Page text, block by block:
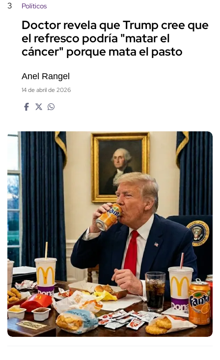
3 Políticos
Doctor revela que Trump cree que
el refresco podría "matar el
cáncer" porque mata el pasto
Anel Rangel
14 de abril de 2026